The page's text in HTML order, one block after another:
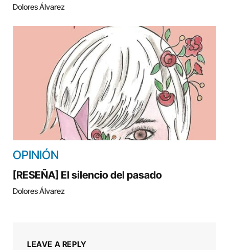
Dolores Álvarez
OPINIÓN
[RESEÑA] El silencio del pasado
Dolores Álvarez
LEAVE A REPLY